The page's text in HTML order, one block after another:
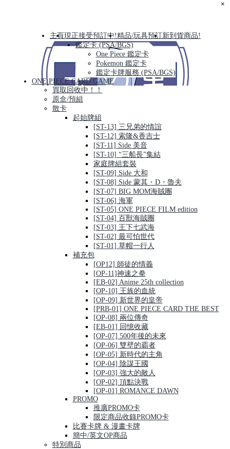
主頁現正接受預訂中!精品/玩具預訂新到貨商品!
鑑定卡 (PSA/BGS)
One Piece 鑑定卡
Pokemon 鑑定卡
鑑定卡牌服務 (PSA/BGS)
ONE PIECE CARD GAME
買取回收中！！
原盒/預組
散卡
起始牌組
[ST-13] 三兄弟的情誼
[ST-12] 索隆&香吉士
[ST-11] Side 美音
[ST-10] “三船長”集結
家庭牌組套裝
[ST-09] Side 大和
[ST-08] Side 蒙其・D・魯夫
[ST-07] BIG MOM海賊團
[ST-06] 海軍
[ST-05] ONE PIECE FILM edition
[ST-04] 百獸海賊團
[ST-03] 王下七武海
[ST-02] 最可怕世代
[ST-01] 草帽一行人
補充包
[OP12] 師徒的情義
[OP-11]神速之拳
[EB-02] Anime 25th collection
[OP-10] 王族的血統
[OP-09] 新世界的皇帝
[PRB-01] ONE PIECE CARD THE BEST
[OP-08] 兩位傳奇
[EB-01] 回憶收藏
[OP-07] 500年後的未來
[OP-06] 雙壁的霸者
[OP-05] 新時代的主角
[OP-04] 陰謀王國
[OP-03] 強大的敵人
[OP-02] 頂點決戰
[OP-01] ROMANCE DAWN
PROMO
推廣PROMO卡
限定商品收錄PROMO卡
比賽卡牌 & 漫畫卡牌
簡中/英文OP商品
特別商品
×